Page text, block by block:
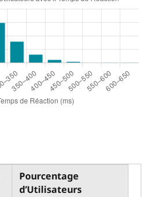
Pourcentage
d’Utilisateurs